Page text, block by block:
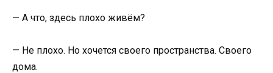
— А что, здесь плохо живём?
— Не плохо. Но хочется своего пространства. Своего
дома.